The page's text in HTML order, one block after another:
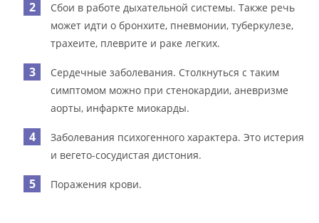
Сбои в работе дыхательной системы. Также речь
может идти о бронхите, пневмонии, туберкулезе,
трахеите, плеврите и раке легких.
Сердечные заболевания. Столкнуться с таким
симптомом можно при стенокардии, аневризме
аорты, инфаркте миокарды.
Заболевания психогенного характера. Это истерия
и вегето-сосудистая дистония.
Поражения крови.